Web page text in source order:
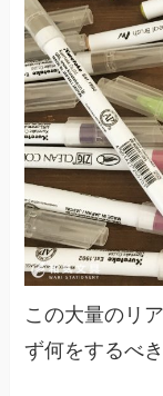
この大量のリ
ず何をするべき